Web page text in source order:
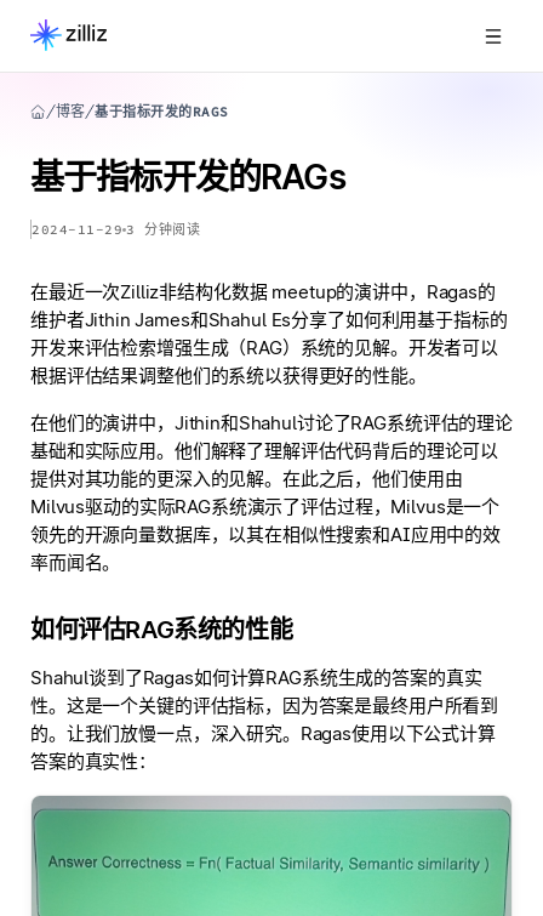
博客 基于指标开发的RAGS
基于指标开发的RAGs
2024-11-29 3 分钟阅读
在最近一次Zilliz非结构化数据 meetup的演讲中，Ragas的
维护者Jithin James和Shahul Es分享了如何利用基于指标的
开发来评估检索增强生成（RAG）系统的见解。开发者可以
根据评估结果调整他们的系统以获得更好的性能。
在他们的演讲中，Jithin和Shahul讨论了RAG系统评估的理论
基础和实际应用。他们解释了理解评估代码背后的理论可以
提供对其功能的更深入的见解。在此之后，他们使用由
Milvus驱动的实际RAG系统演示了评估过程，Milvus是一个
领先的开源向量数据库，以其在相似性搜索和AI应用中的效
率而闻名。
如何评估RAG系统的性能
Shahul谈到了Ragas如何计算RAG系统生成的答案的真实
性。这是一个关键的评估指标，因为答案是最终用户所看到
的。让我们放慢一点，深入研究。Ragas使用以下公式计算
答案的真实性：